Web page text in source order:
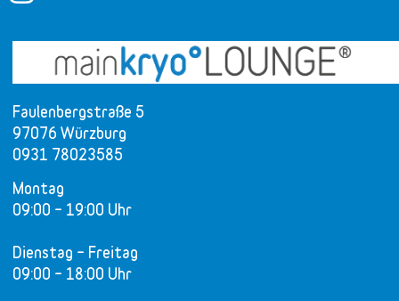
Faulenbergstraße 5
97076 Würzburg
0931 78023585
Montag
09:00 – 19:00 Uhr
Dienstag – Freitag
09:00 – 18:00 Uhr